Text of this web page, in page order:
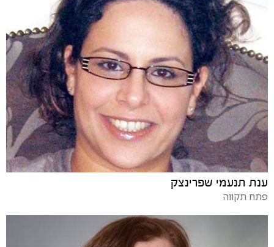
ענת תנעמי שפרינצק
פתח תקווה